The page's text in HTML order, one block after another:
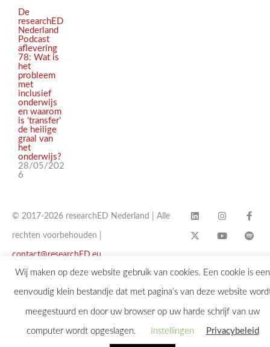
De
researchED
Nederland
Podcast
aflevering
78: Wat is
het
probleem
met
inclusief
onderwijs
en waarom
is ‘transfer’
de heilige
graal van
het
onderwijs?
28/05/202
6
© 2017-2026 researchED Nederland | Alle
rechten voorbehouden |
contact@researchED.eu
Wij maken op deze website gebruik van cookies. Een cookie is een
eenvoudig klein bestandje dat met pagina’s van deze website
meegestuurd en door uw browser op uw harde schrijf van uw
computer wordt opgeslagen. Instellingen Privacybeleid